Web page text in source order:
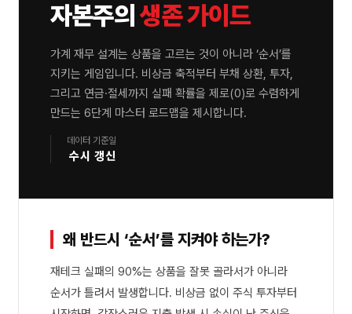
자본주의 생존 가이드
가계 재무 설계는 상품을 고르는 것이 아니라 ‘순서’를
지키는 게임입니다. 비상금 축적부터 부채 상환, 투자,
그리고 연금·절세까지 실패 확률을 제로(0)로 수렴하게
만드는 6단계 마스터 로드맵을 제시합니다.
데이터 기준일
수시 갱신
왜 반드시 ‘순서’를 지켜야 하는가?
재테크 실패의 90%는 상품을 잘못 골라서가 아니라
순서가 틀려서 발생합니다. 비상금 없이 주식 투자부터